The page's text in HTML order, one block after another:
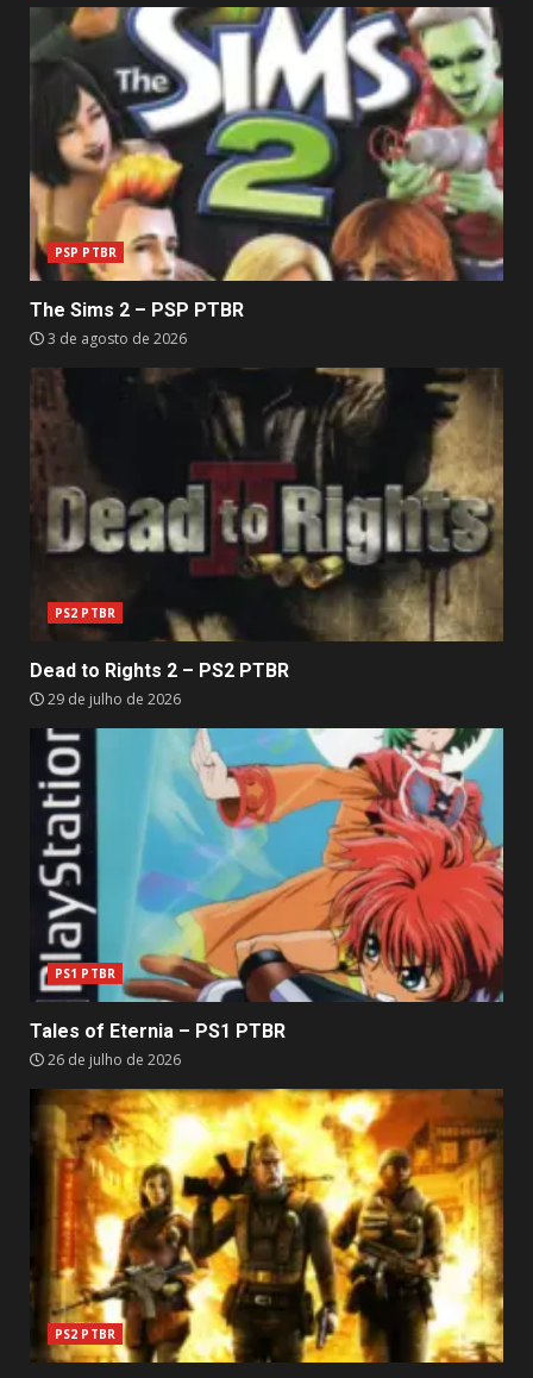
PSP PTBR
The Sims 2 – PSP PTBR
3 de agosto de 2026
PS2 PTBR
Dead to Rights 2 – PS2 PTBR
29 de julho de 2026
PS1 PTBR
Tales of Eternia – PS1 PTBR
26 de julho de 2026
PS2 PTBR